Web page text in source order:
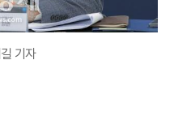
기자